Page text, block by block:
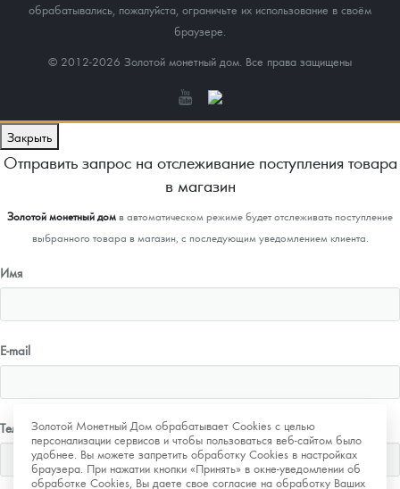
обрабатывались, пожалуйста, ограничьте их использование в своём
браузере.
© 2012-2026 Золотой монетный дом. Все права защищены
Золотой Монетный Дом обрабатывает Cookies с целью
персонализации сервисов и чтобы пользоваться веб-сайтом было
удобнее. Вы можете запретить обработку Cookies в настройках
браузера. При нажатии кнопки «Принять» в окне-уведомлении об
обработке Cookies, Вы даете свое согласие на обработку Ваших
Закрыть
Отправить запрос на отслеживание поступления товара
в магазин
Золотой монетный домв автоматическом режиме будет отслеживать поступление
выбранного товара в магазин, с последующим уведомлением клиента.
Имя
E-mail
Телефон